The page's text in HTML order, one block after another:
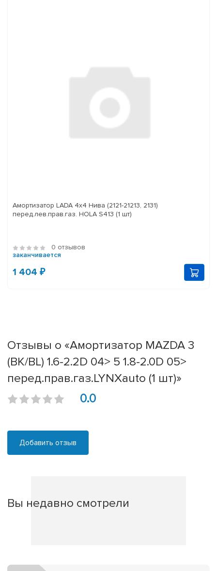
Амортизатор LADA 4x4 Нива (2121-21213, 2131)
перед.лев.прав.газ. HOLA S413 (1 шт)
0 отзывов
заканчивается
1 404 ₽
Отзывы о «Амортизатор MAZDA 3
(BK/BL) 1.6-2.2D 04> 5 1.8-2.0D 05>
перед.прав.газ.LYNXauto (1 шт)»
0.0
Добавить отзыв
Вы недавно смотрели